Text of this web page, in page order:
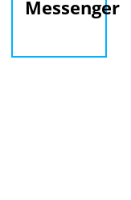
Messenger